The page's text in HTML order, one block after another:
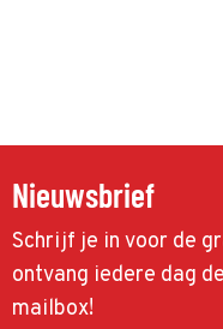
Nieuwsbrief
Schrijf je in voor de
ontvang iedere dag
mailbox!